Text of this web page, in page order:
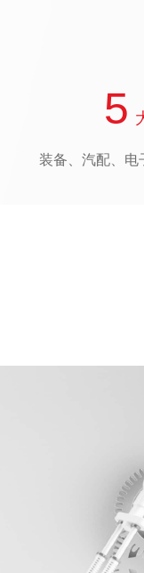
5
装备、汽配、电